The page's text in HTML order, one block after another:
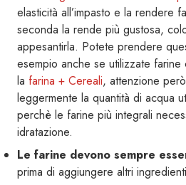
elasticità all’impasto e la rendere
seconda la rende più gustosa,
appesantirla. Potete prendere
esempio anche se utilizzate
la farina + Cereali, attenzione
leggermente la quantità di acqua
perchè le farine più integrali
idratazione.
Le farine devono sempre
prima di aggiungere altri